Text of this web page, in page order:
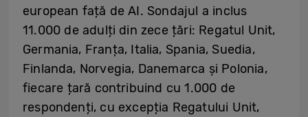
european față de AI. Sondajul a inclus
11.000 de adulți din zece țări: Regatul Unit,
Germania, Franța, Italia, Spania, Suedia,
Finlanda, Norvegia, Danemarca și Polonia,
fiecare țară contribuind cu 1.000 de
respondenți, cu excepția Regatului Unit,